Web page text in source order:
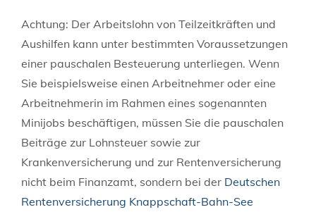
Achtung: Der Arbeitslohn von Teilzeitkräften und
Aushilfen kann unter bestimmten Voraussetzungen
einer pauschalen Besteuerung unterliegen. Wenn
Sie beispielsweise einen Arbeitnehmer oder eine
Arbeitnehmerin im Rahmen eines sogenannten
Minijobs beschäftigen, müssen Sie die pauschalen
Beiträge zur Lohnsteuer sowie zur
Krankenversicherung und zur Rentenversicherung
nicht beim Finanzamt, sondern bei der Deutschen
Rentenversicherung Knappschaft-Bahn-See